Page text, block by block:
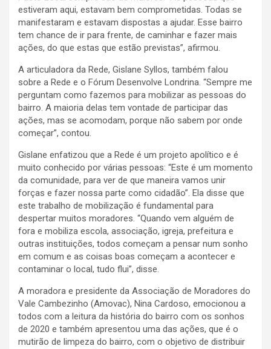
estiveram aqui, estavam bem comprometidas. Todas se
manifestaram e estavam dispostas a ajudar. Esse bairro
tem chance de ir para frente, de caminhar e fazer mais
ações, do que estas que estão previstas”, afirmou.
A articuladora da Rede, Gislane Syllos, também falou
sobre a Rede e o Fórum Desenvolve Londrina. “Sempre me
perguntam como fazemos para mobilizar as pessoas do
bairro. A maioria delas tem vontade de participar das
ações, mas se acomodam, porque não sabem por onde
começar”, contou.
Gislane enfatizou que a Rede é um projeto apolítico e é
muito conhecido por várias pessoas: “Este é um momento
da comunidade, para ver de que maneira vamos unir
forças e fazer nossa parte como cidadão”. Ela disse que
este trabalho de mobilização é fundamental para
despertar muitos moradores. “Quando vem alguém de
fora e mobiliza escola, associação, igreja, prefeitura e
outras instituições, todos começam a pensar num sonho
em comum e as coisas boas começam a acontecer e
contaminar o local, tudo flui”, disse.
A moradora e presidente da Associação de Moradores do
Vale Cambezinho (Amovac), Nina Cardoso, emocionou a
todos com a leitura da história do bairro com os sonhos
de 2020 e também apresentou uma das ações, que é o
mutirão de limpeza do bairro, com o objetivo de distribuir